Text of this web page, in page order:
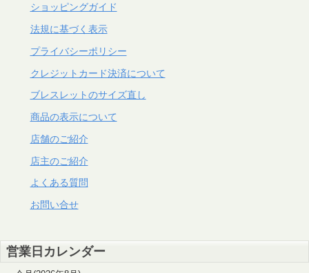
ショッピングガイド
法規に基づく表示
プライバシーポリシー
クレジットカード決済について
ブレスレットのサイズ直し
商品の表示について
店舗のご紹介
店主のご紹介
よくある質問
お問い合せ
営業日カレンダー